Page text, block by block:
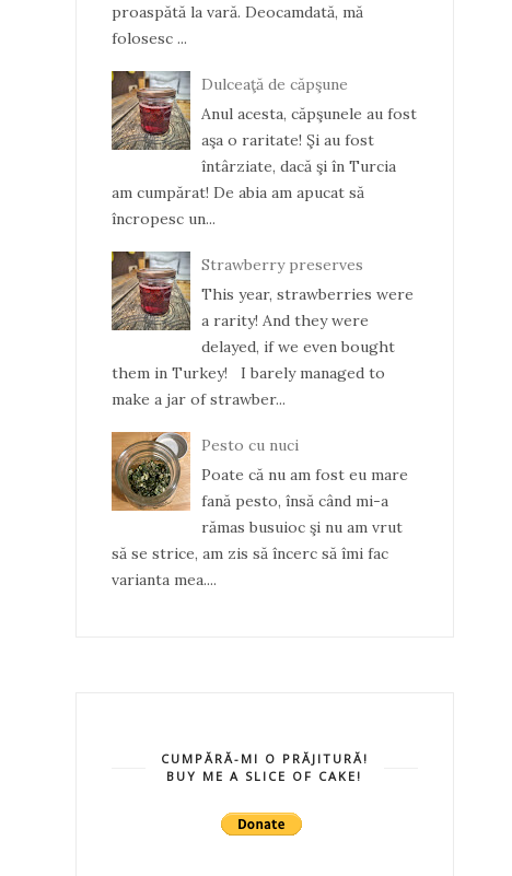
proaspătă la vară. Deocamdată, mă
folosesc ...
Dulceaţă de căpşune
Anul acesta, căpşunele au fost
aşa o raritate! Şi au fost
întârziate, dacă şi în Turcia
am cumpărat! De abia am apucat să
încropesc un...
Strawberry preserves
This year, strawberries were
a rarity! And they were
delayed, if we even bought
them in Turkey! I barely managed to
make a jar of strawber...
Pesto cu nuci
Poate că nu am fost eu mare
fană pesto, însă când mi-a
rămas busuioc şi nu am vrut
să se strice, am zis să încerc să îmi fac
varianta mea....
CUMPĂRĂ-MI O PRĂJITURĂ!
BUY ME A SLICE OF CAKE!